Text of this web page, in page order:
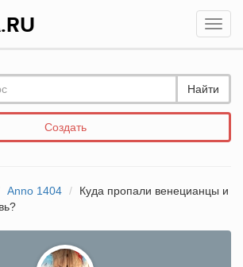
Найти
Создать
Anno 1404
Куда пропали венецианцы и